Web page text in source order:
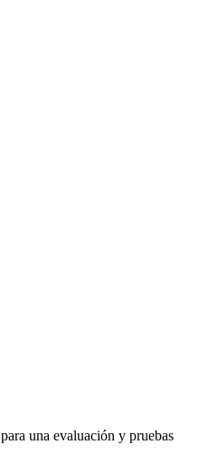
para una evaluación y pruebas